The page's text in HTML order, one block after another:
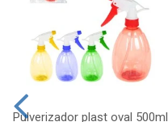
Pulverizador plast oval 500ml